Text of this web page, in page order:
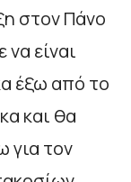
στον Πάνο
είναι
έξω από το
και θα
για τον